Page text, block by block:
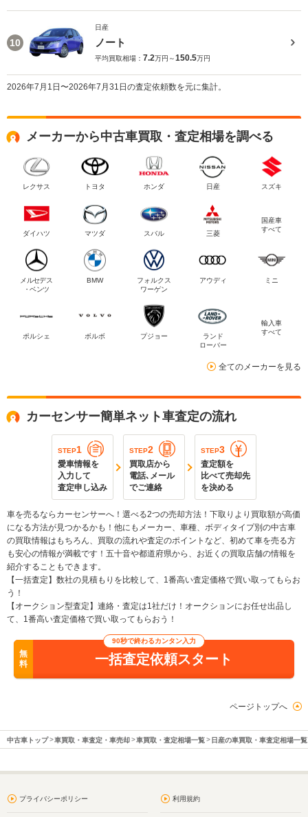
10
日産
ノート
平均買取相場： 7.2万円～150.5万円
2026年7月1日〜2026年7月31日の査定依頼数を元に集計。
メーカーから中古車買取・査定相場を調べる
レクサス トヨタ ホンダ 日産 スズキ
ダイハツ マツダ スバル 三菱
国産車
すべて
メルセデス
・ベンツ
BMW
フォルクス
ワーゲン
アウディ ミニ
ポルシェ ボルボ プジョー
ランド
ローバー
輸入車
すべて
全てのメーカーを見る
カーセンサー簡単ネット車査定の流れ
STEP1
愛車情報を
入力して
査定申し込み
STEP2
買取店から
電話､メール
でご連絡
STEP3
査定額を
比べて売却先
を決める
車を売るならカーセンサーへ！選べる2つの売却方法！下取りより買取額が高価
になる方法が見つかるかも！他にもメーカー、車種、ボディタイプ別の中古車
の買取情報はもちろん、買取の流れや査定のポイントなど、初めて車を売る方
も安心の情報が満載です！五十音や都道府県から、お近くの買取店舗の情報を
紹介することもできます。
【一括査定】数社の見積もりを比較して、1番高い査定価格で買い取ってもらお
う！
【オークション型査定】連絡・査定は1社だけ！オークションにお任せ出品し
て、1番高い査定価格で買い取ってもらおう！
無
料
90秒で終わるカンタン入力
一括査定依頼スタート
ページトップへ
中古車トップ 車買取・車査定・車売却 車買取・査定相場一覧 日産の車買取・車査定相場一覧
プライバシーポリシー 利用規約